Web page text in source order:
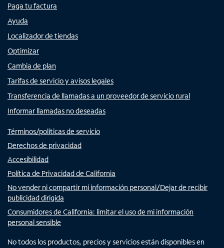
Paga tu factura
Ayuda
Localizador de tiendas
Optimizar
Cambia de plan
Tarifas de servicio y avisos legales
Transferencia de llamadas a un proveedor de servicio rural
Informar llamadas no deseadas
Términos/políticas de servicio
Derechos de privacidad
Accesibilidad
Política de Privacidad de California
No vender ni compartir mi información personal/Dejar de recibir
publicidad dirigida
Consumidores de California: limitar el uso de mi información
personal sensible
No todos los productos, precios y servicios están disponibles en